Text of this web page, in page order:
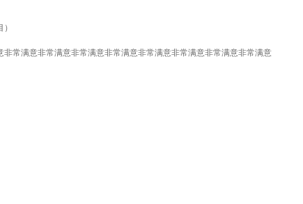
常满意非常满意非常满意非常满意非常满意非常满意非常满意非常满意